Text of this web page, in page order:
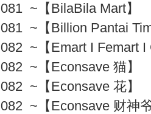
081 ~【BilaBila Mart】
081 ~【Billion Pantai
082 ~【Emart I Femart
082 ~【Econsave 猫】
082 ~【Econsave 花】
082 ~【Econsave 财神